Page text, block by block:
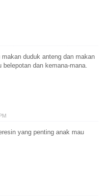
duduk anteng dan makan
dan kemana-mana.
yang penting anak mau